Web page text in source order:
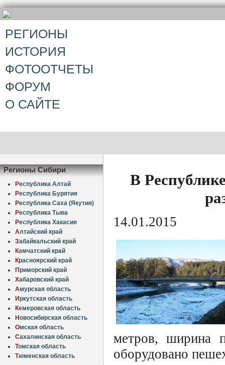
РЕГИОНЫ
ИСТОРИЯ
ФОТООТЧЕТЫ
ФОРУМ
О САЙТЕ
Регионы Сибири
Республика Алтай
Республика Бурятия
Республика Саха (Якутия)
Республика Тыва
Республика Хакасия
Алтайский край
Забайкальский край
Камчатский край
Красноярский край
Приморский край
Хабаровский край
Амурская область
Иркутская область
Кемеровская область
Новосибирская область
Омская область
Сахалинская область
Томская область
Тюменская область
В
14.01.2015
метров, ширина
оборудовано